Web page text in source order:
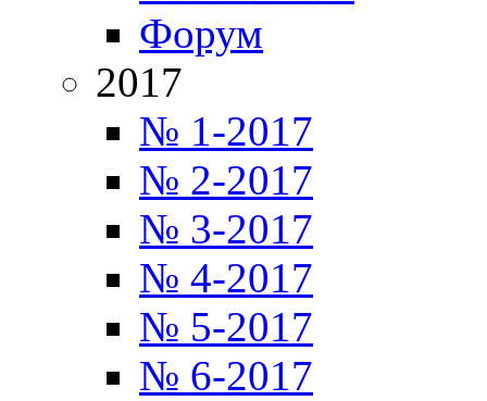
Форум
2017
№ 1-2017
№ 2-2017
№ 3-2017
№ 4-2017
№ 5-2017
№ 6-2017